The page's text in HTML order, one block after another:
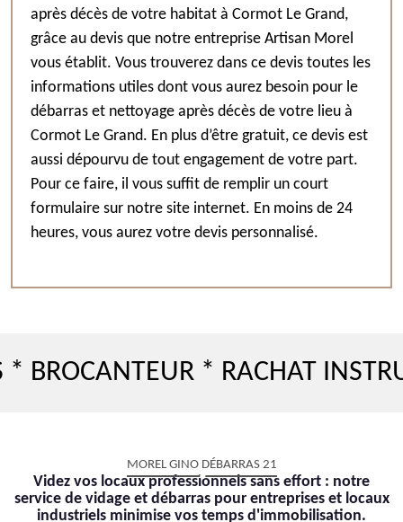
après décès de votre habitat à Cormot Le Grand,
grâce au devis que notre entreprise Artisan Morel
vous établit. Vous trouverez dans ce devis toutes les
informations utiles dont vous aurez besoin pour le
débarras et nettoyage après décès de votre lieu à
Cormot Le Grand. En plus d’être gratuit, ce devis est
aussi dépourvu de tout engagement de votre part.
Pour ce faire, il vous suffit de remplir un court
formulaire sur notre site internet. En moins de 24
heures, vous aurez votre devis personnalisé.
* RACHAT
MOREL GINO DÉBARRAS 21
Videz vos locaux professionnels sans effort : notre
service de vidage et débarras pour entreprises et locaux
industriels minimise vos temps d'immobilisation.